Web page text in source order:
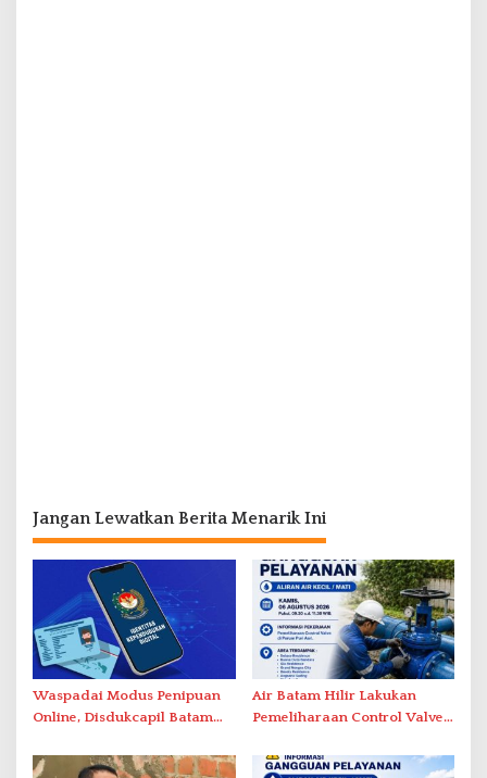
Jangan Lewatkan Berita Menarik Ini
Waspadai Modus Penipuan
Online, Disdukcapil Batam
Tatap Muka
Air Batam Hilir Lakukan
Pemeliharaan Control Valve,